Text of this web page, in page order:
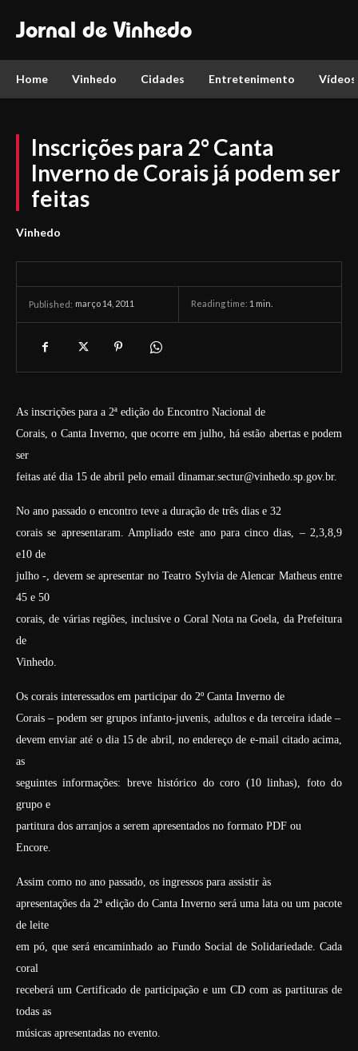
Jornal de Vinhedo
Home Vinhedo Cidades Entretenimento Vídeos
Inscrições para 2° Canta
Inverno de Corais já podem ser
feitas
Vinhedo
Published: março 14, 2011 Reading time: 1 min.
As inscrições para a 2ª edição do Encontro Nacional de
Corais, o Canta Inverno, que ocorre em julho, há estão abertas e podem
ser
feitas até dia 15 de abril pelo email dinamar.sectur@vinhedo.sp.gov.br.
No ano passado o encontro teve a duração de três dias e 32
corais se apresentaram. Ampliado este ano para cinco dias, – 2,3,8,9
e10 de
julho -, devem se apresentar no Teatro Sylvia de Alencar Matheus entre
45 e 50
corais, de várias regiões, inclusive o Coral Nota na Goela, da Prefeitura
de
Vinhedo.
Os corais interessados em participar do 2º Canta Inverno de
Corais – podem ser grupos infanto-juvenis, adultos e da terceira idade –
devem enviar até o dia 15 de abril, no endereço de e-mail citado acima,
as
seguintes informações: breve histórico do coro (10 linhas), foto do
grupo e
partitura dos arranjos a serem apresentados no formato PDF ou
Encore.
Assim como no ano passado, os ingressos para assistir às
apresentações da 2ª edição do Canta Inverno será uma lata ou um pacote
de leite
em pó, que será encaminhado ao Fundo Social de Solidariedade. Cada
coral
receberá um Certificado de participação e um CD com as partituras de
todas as
músicas apresentadas no evento.